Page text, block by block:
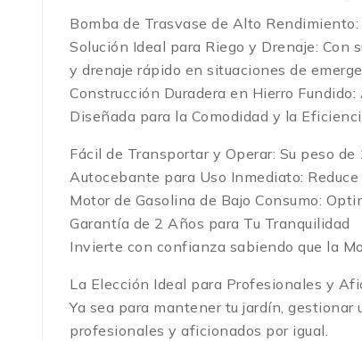
Bomba de Trasvase de Alto
Solución Ideal para Riego y Drenaje:
y drenaje rápido en situaciones de
Construcción Duradera en Hierro
Diseñada para la Comodidad y la
Fácil de Transportar y Operar: Su peso
Autocebante para Uso Inmediato:
Motor de Gasolina de Bajo Consumo:
Garantía de 2 Años para Tu Tranquilidad
Invierte con confianza sabiendo que la
La Elección Ideal para Profesionales y
Ya sea para mantener tu jardín,
profesionales y aficionados por igual.